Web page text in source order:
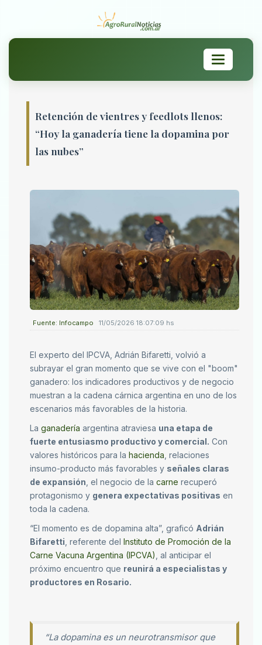
Toggle
navigation
Retención de vientres y feedlots llenos:
“Hoy la ganadería tiene la dopamina por
las nubes”
Fuente: Infocampo 11/05/2026 18:07:09 hs
El experto del IPCVA, Adrián Bifaretti, volvió a
subrayar el gran momento que se vive con el "boom"
ganadero: los indicadores productivos y de negocio
muestran a la cadena cárnica argentina en uno de los
escenarios más favorables de la historia.
La ganadería argentina atraviesa una etapa de
fuerte entusiasmo productivo y comercial. Con
valores históricos para la hacienda , relaciones
insumo-producto más favorables y señales claras
de expansión , el negocio de la carne recuperó
protagonismo y genera expectativas positivas en
toda la cadena.
“El momento es de dopamina alta”, graficó Adrián
Bifaretti , referente del Instituto de Promoción de la
Carne Vacuna Argentina (IPCVA) , al anticipar el
próximo encuentro que reunirá a especialistas y
productores en Rosario.
“La dopamina es un neurotransmisor que